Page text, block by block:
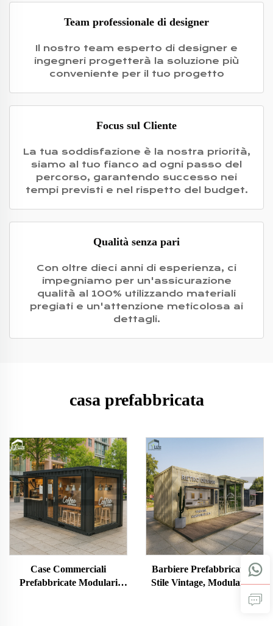
Team professionale di designer
Il nostro team esperto di designer e
ingegneri progetterà la soluzione più
conveniente per il tuo progetto
Focus sul Cliente
La tua soddisfazione è la nostra priorità,
siamo al tuo fianco ad ogni passo del
percorso, garantendo successo nei
tempi previsti e nel rispetto del budget.
Qualità senza pari
Con oltre dieci anni di esperienza, ci
impegniamo per un'assicurazione
qualità al 100% utilizzando materiali
pregiati e un'attenzione meticolosa ai
dettagli.
casa prefabbricata
Case Commerciali
Prefabbricate Modulari
Barbiere Prefabbricato in
Stile Vintage, Modulare in
Container, Casa Mobile
Piccola per Caffè Portatile